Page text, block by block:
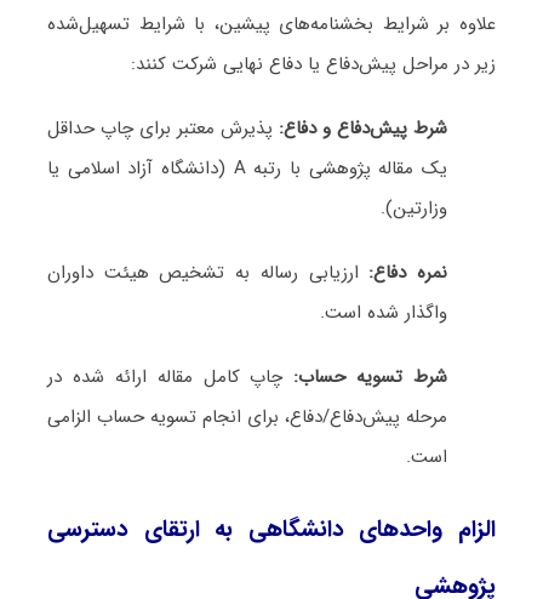
علاوه بر شرایط بخشنامه‌های پیشین، با شرایط تسهیل‌شده
زیر در مراحل پیش‌دفاع یا دفاع نهایی شرکت کنند:
شرط پیش‌دفاع و دفاع: پذیرش معتبر برای چاپ حداقل
یک مقاله پژوهشی با رتبه A (دانشگاه آزاد اسلامی یا
وزارتین).
نمره دفاع: ارزیابی رساله به تشخیص هیئت داوران
واگذار شده است.
شرط تسویه حساب: چاپ کامل مقاله ارائه شده در
مرحله پیش‌دفاع/دفاع، برای انجام تسویه حساب الزامی
است.
الزام واحدهای دانشگاهی به ارتقای دسترسی
پژوهشی